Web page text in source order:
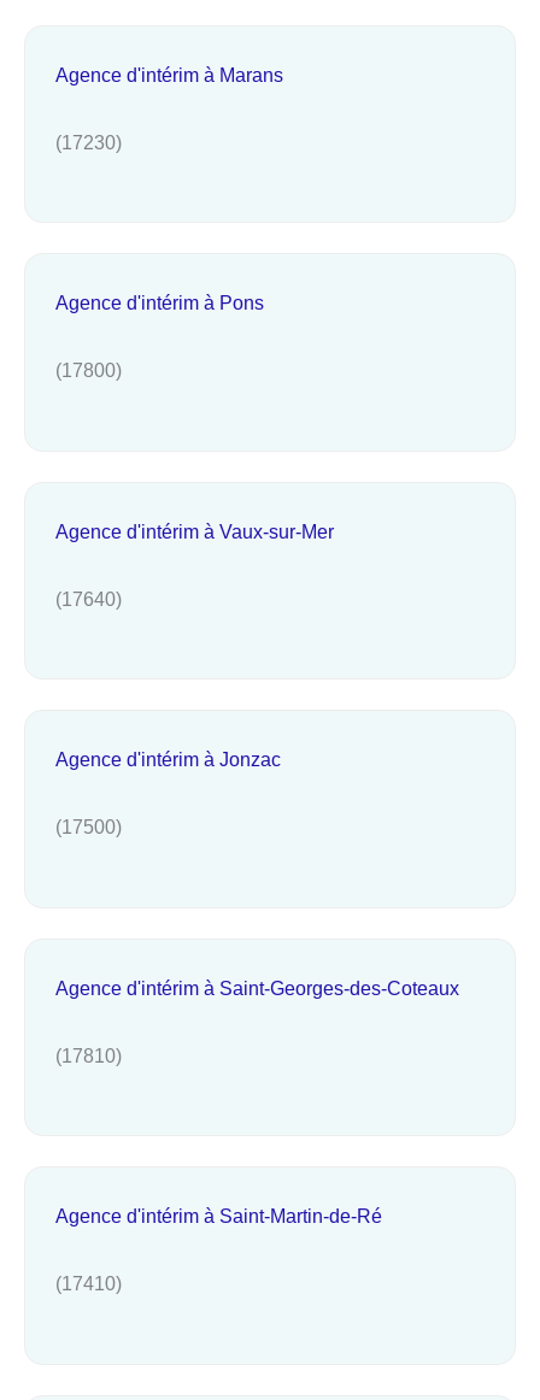
Agence d'intérim à Marans
(17230)
Agence d'intérim à Pons
(17800)
Agence d'intérim à Vaux-sur-Mer
(17640)
Agence d'intérim à Jonzac
(17500)
Agence d'intérim à Saint-Georges-des-Coteaux
(17810)
Agence d'intérim à Saint-Martin-de-Ré
(17410)